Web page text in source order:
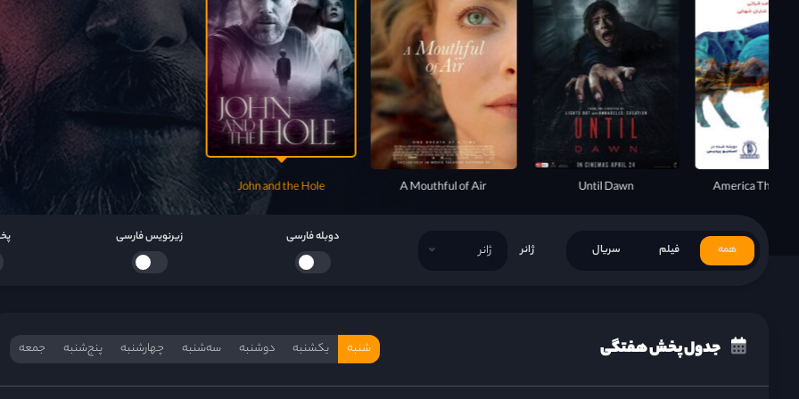
I Saw Black Clouds John and the Hole A Mouthful of Air Until Dawn America The
همه فیلم سریال ژانر ژانر
دوبله فارسی زیرنویس فارسی
جدول پخش هفتگی شنبه یکشنبه دوشنبه سه‌‌شنبه چهارشنبه پنج‌شنبه جمعه